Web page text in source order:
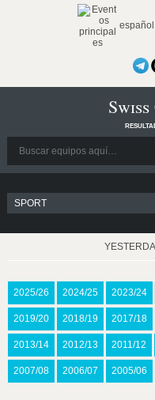
español
Swiss
2025/26 2024/25 2023/24
2019/20 2018/19 2017/18
2013/14 2012/13 2011/12
2007/08 2006/07 2005/06